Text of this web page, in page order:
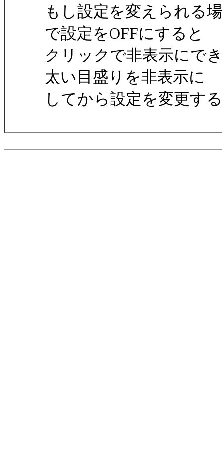
もし設定を変えられる
で設定をOFFにすると
クリックで非表示にで
太い目盛りを非表示に
してから設定を変更す